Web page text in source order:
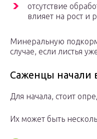
отсутствие
влияет на рост и
Минеральную
случае, если листья
Саженцы начали
Для начала, стоит
Их может быть